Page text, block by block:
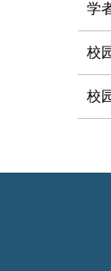
学
校
校